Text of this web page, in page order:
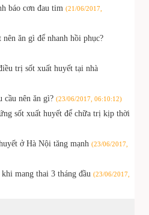
báo cơn đau tim (21/06/2017,
ăn gì để nhanh hồi phục?
trị sốt xuất huyết tại nhà
cầu nên ăn gì? (23/06/2017, 06:10:12)
sốt xuất huyết để chữa trị kịp thời
ở Hà Nội tăng mạnh (23/06/2017,
mang thai 3 tháng đầu (23/06/2017,